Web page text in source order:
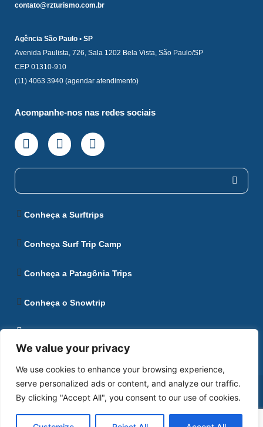
We value your privacy
We use cookies to enhance your browsing experience,
serve personalized ads or content, and analyze our traffic.
By clicking "Accept All", you consent to our use of cookies.
contato@rzturismo.com.br
Agência São Paulo • SP
Avenida Paulista, 726, Sala 1202 Bela Vista, São Paulo/SP
CEP 01310-910
(11) 4063 3940 (agendar atendimento)
Acompanhe-nos nas redes sociais
Conheça a Surftrips
Conheça Surf Trip Camp
Conheça a Patagônia Trips
Conheça o Snowtrip
Conheça Ushuaia
Política de Privacidade Desenvolvido por AN1